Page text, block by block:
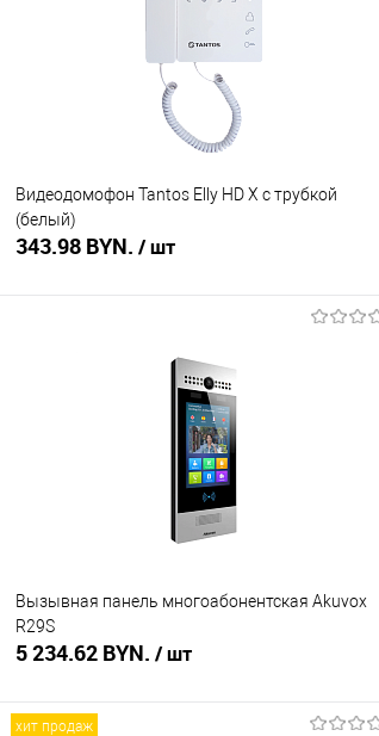
Видеодомофон Tantos Elly HD X с трубкой
(белый)
343.98 BYN. / шт
В наличии
Вызывная панель многоабонентская Akuvox
R29S
5 234.62 BYN. / шт
хит продаж